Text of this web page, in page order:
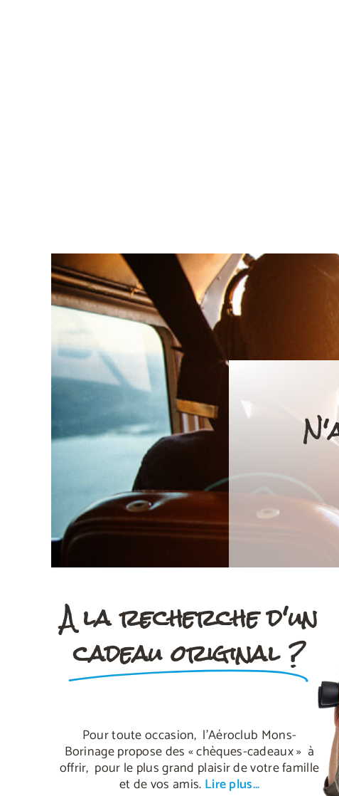
A la recherche d'un
cadeau original ?
Pour toute occasion, l’Aéroclub Mons-
Borinage propose des « chèques-cadeaux » à
offrir, pour le plus grand plaisir de votre famille
et de vos amis. Lire plus…